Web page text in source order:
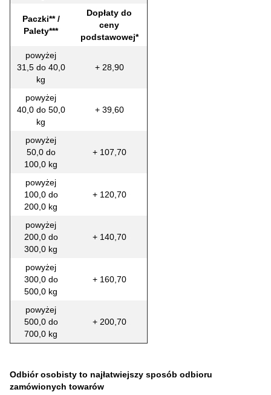
Paczki** /
Palety***
Dopłaty do
ceny
podstawowej*
powyżej
31,5 do 40,0
kg
+ 28,90
powyżej
40,0 do 50,0
kg
+ 39,60
powyżej
50,0 do
100,0 kg
+ 107,70
powyżej
100,0 do
200,0 kg
+ 120,70
powyżej
200,0 do
300,0 kg
+ 140,70
powyżej
300,0 do
500,0 kg
+ 160,70
powyżej
500,0 do
700,0 kg
+ 200,70
Odbiór osobisty to najłatwiejszy sposób odbioru
zamówionych towarów